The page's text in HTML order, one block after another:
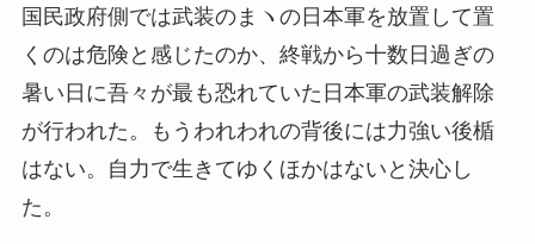
国民政府側では武装のまヽの日本軍を放置して置
くのは危険と感じたのか、終戦から十数日過ぎの
暑い日に吾々が最も恐れていた日本軍の武装解除
が行われた。もうわれわれの背後には力強い後楯
はない。自力で生きてゆくほかはないと決心し
た。